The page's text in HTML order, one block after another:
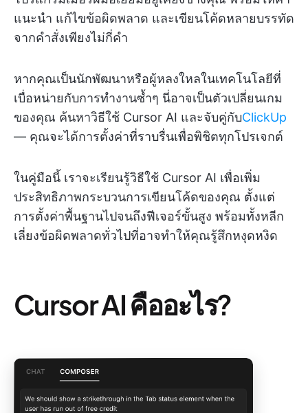
แนะนำ แก้ไขข้อผิดพลาด และเขียนโค้ดหลายบรรทัด
จากคำสั่งเพียงไม่กี่คำ
หากคุณเป็นนักพัฒนาหรือผู้หลงใหลในเทคโนโลยีที่
เบื่อหน่ายกับการทำงานซ้ำๆ นี่อาจเป็นตัวเปลี่ยนเกม
ของคุณ ค้นหาวิธีใช้ Cursor AI และจับคู่กับClickUp
— คุณจะได้การตั้งค่าที่ราบรื่นเพื่อพิชิตทุกโปรเจกต์
ในคู่มือนี้ เราจะเรียนรู้วิธีใช้ Cursor AI เพื่อเพิ่ม
ประสิทธิภาพกระบวนการเขียนโค้ดของคุณ ตั้งแต่
การตั้งค่าพื้นฐานไปจนถึงฟีเจอร์ขั้นสูง พร้อมทั้งหลีก
เลี่ยงข้อผิดพลาดทั่วไปที่อาจทำให้คุณรู้สึกหงุดหงิด
Cursor AI คืออะไร?